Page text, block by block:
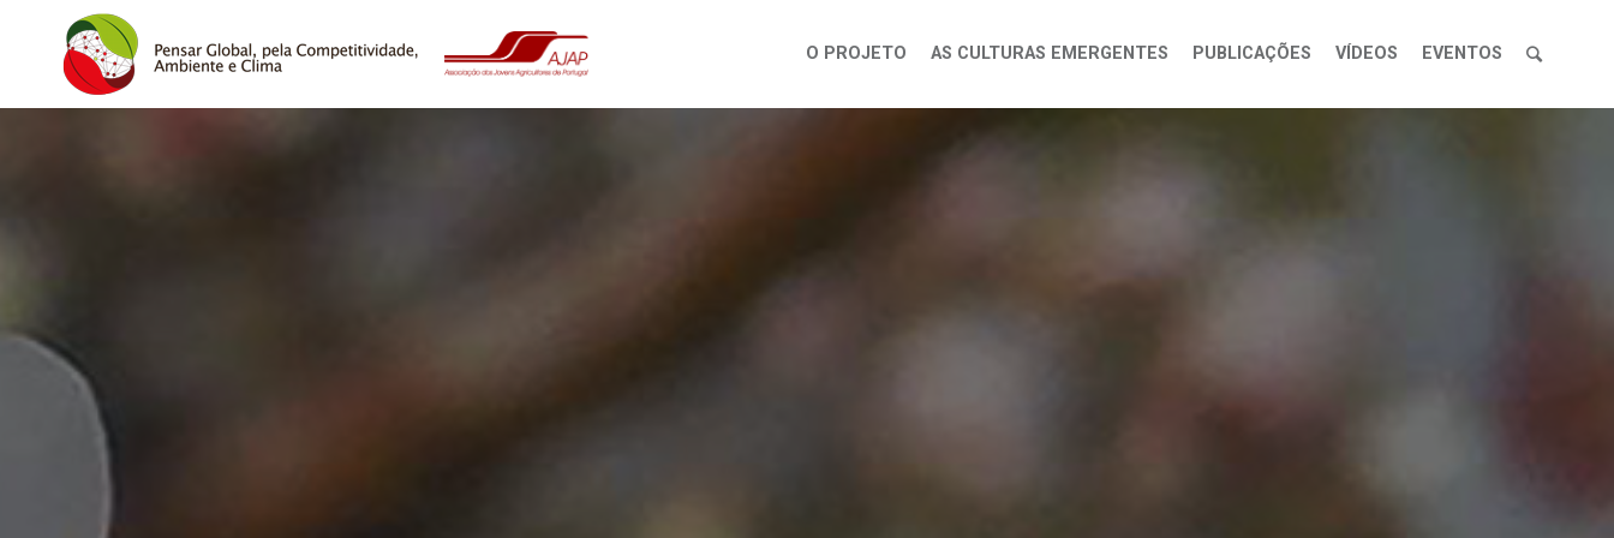
O PROJETO AS CULTURAS EMERGENTES PUBLICAÇÕES VÍDEOS EVENTOS